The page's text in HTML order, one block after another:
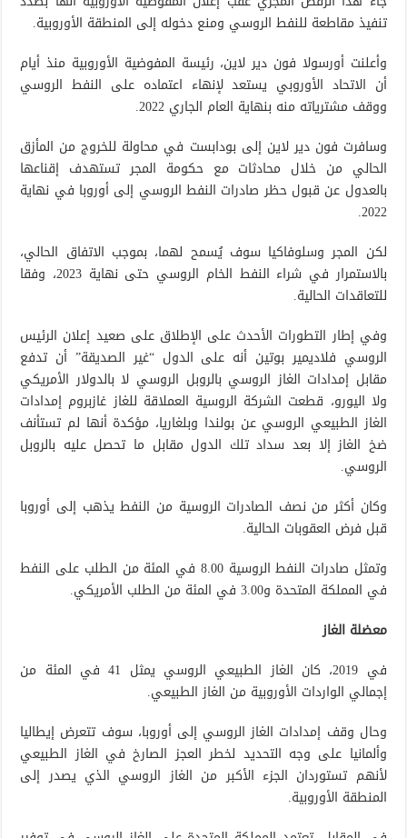
تنفيذ مقاطعة للنفط الروسي ومنع دخوله إلى المنطقة الأوروبية.
وأعلنت أورسولا فون دير لاين، رئيسة المفوضية الأوروبية منذ أيام
أن الاتحاد الأوروبي يستعد لإنهاء اعتماده على النفط الروسي
ووقف مشترياته منه بنهاية العام الجاري 2022.
وسافرت فون دير لاين إلى بودابست في محاولة للخروج من المأزق
الحالي من خلال محادثات مع حكومة المجر تستهدف إقناعها
بالعدول عن قبول حظر صادرات النفط الروسي إلى أوروبا في نهاية
2022.
لكن المجر وسلوفاكيا سوف يُسمح لهما، بموجب الاتفاق الحالي،
بالاستمرار في شراء النفط الخام الروسي حتى نهاية 2023، وفقا
للتعاقدات الحالية.
وفي إطار التطورات الأحدث على الإطلاق على صعيد إعلان الرئيس
الروسي فلاديمير بوتين أنه على الدول “غير الصديقة” أن تدفع
مقابل إمدادات الغاز الروسي بالروبل الروسي لا بالدولار الأمريكي
ولا اليورو، قطعت الشركة الروسية العملاقة للغاز غازبروم إمدادات
الغاز الطبيعي الروسي عن بولندا وبلغاريا، مؤكدة أنها لم تستأنف
ضخ الغاز إلا بعد سداد تلك الدول مقابل ما تحصل عليه بالروبل
الروسي.
وكان أكثر من نصف الصادرات الروسية من النفط يذهب إلى أوروبا
قبل فرض العقوبات الحالية.
وتمثل صادرات النفط الروسية 8.00 في المئة من الطلب على النفط
في المملكة المتحدة و3.00 في المئة من الطلب الأمريكي.
معضلة الغاز
في 2019، كان الغاز الطبيعي الروسي يمثل 41 في المئة من
إجمالي الواردات الأوروبية من الغاز الطبيعي.
وحال وقف إمدادات الغاز الروسي إلى أوروبا، سوف تتعرض إيطاليا
وألمانيا على وجه التحديد لخطر العجز الصارخ في الغاز الطبيعي
لأنهم تستوردان الجزء الأكبر من الغاز الروسي الذي يصدر إلى
المنطقة الأوروبية.